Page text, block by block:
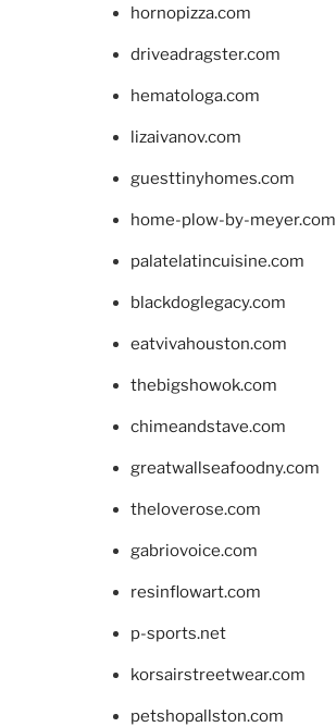
hornopizza.com
driveadragster.com
hematologa.com
lizaivanov.com
guesttinyhomes.com
home-plow-by-meyer.com
palatelatincuisine.com
blackdoglegacy.com
eatvivahouston.com
thebigshowok.com
chimeandstave.com
greatwallseafoodny.com
theloverose.com
gabriovoice.com
resinflowart.com
p-sports.net
korsairstreetwear.com
petshopallston.com